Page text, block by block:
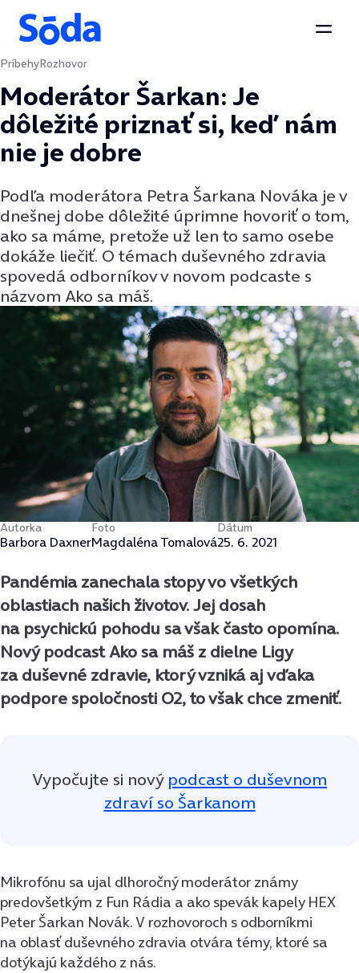
Preskočiť na obsah
PríbehyRozhovor
Moderátor Šarkan: Je
dôležité priznať si, keď nám
nie je dobre
Podľa moderátora Petra Šarkana Nováka je v
dnešnej dobe dôležité úprimne hovoriť o tom,
ako sa máme, pretože už len to samo osebe
dokáže liečiť. O témach duševného zdravia
spovedá odborníkov v novom podcaste s
názvom Ako sa máš.
Autorka
Barbora Daxner
Foto
Magdaléna Tomalová
Dátum
25. 6. 2021
Pandémia zanechala stopy vo všetkých
oblastiach našich životov. Jej dosah
na psychickú pohodu sa však často opomína.
Nový podcast Ako sa máš z dielne Ligy
za duševné zdravie, ktorý vzniká aj vďaka
podpore spoločnosti O2, to však chce zmeniť.
Vypočujte si nový podcast o duševnom
zdraví so Šarkanom
Mikrofónu sa ujal dlhoročný moderátor známy
predovšetkým z Fun Rádia a ako spevák kapely HEX
Peter Šarkan Novák. V rozhovoroch s odborníkmi
na oblasť duševného zdravia otvára témy, ktoré sa
dotýkajú každého z nás.